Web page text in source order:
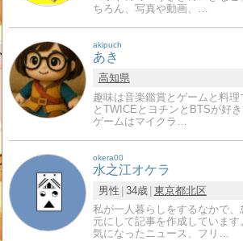
ちろん、写真や動画、…
akipuch
あき
高知県
趣味は音楽鑑賞とゲームと料
とTWICEとヨチンとBTSが好
ゲームはマイクラ…
okera00
水之江オケラ
男性 34歳 東京都北区
私が一人暮らしをするなかで
元にして記事を作成していま
気になったニュース、フリ…